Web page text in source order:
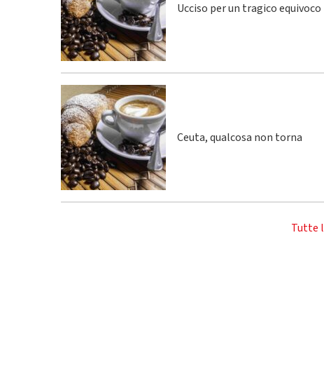
Ucciso per un tragico equivoco
Ceuta, qualcosa non torna
Tutte